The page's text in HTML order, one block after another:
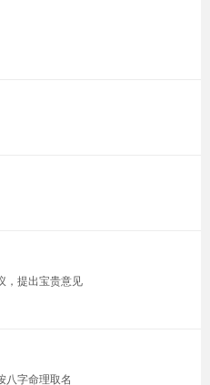
，提出宝贵意见
八字命理取名